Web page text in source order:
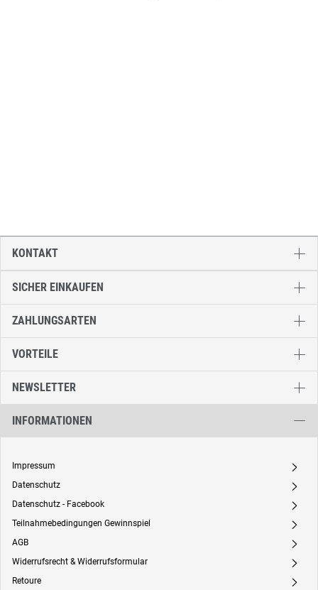
SICHER EINKAUFEN
ZAHLUNGSARTEN
VORTEILE
NEWSLETTER
INFORMATIONEN
Impressum A
Datenschutz A
Datenschutz - Facebook A
Teilnahmebedingungen Gewinnspiel A
AGB A
Widerrufsrecht & Widerrufsformular A
Retoure A
KONTAKT